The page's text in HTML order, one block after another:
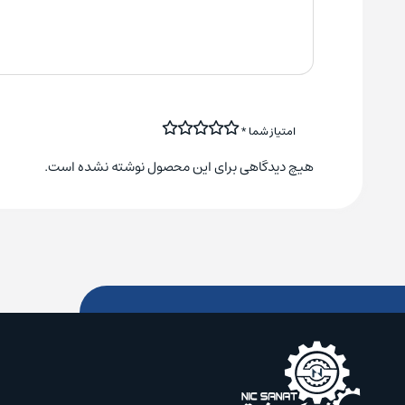
امتیاز شما*
هیچ دیدگاهی برای این محصول نوشته نشده است.